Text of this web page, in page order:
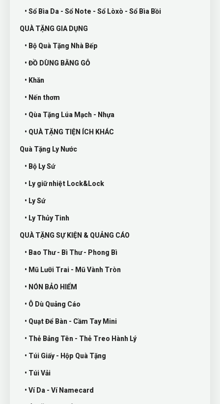
• Sổ Bìa Da - Sổ Note - Sổ Lòxò - Sổ Bìa Bồi
QUÀ TẶNG GIA DỤNG
• Bộ Quà Tặng Nhà Bếp
• ĐỒ DÙNG BẰNG GỖ
• Khăn
• Nến thơm
• Qùa Tặng Lúa Mạch - Nhựa
• QUÀ TẶNG TIỆN ÍCH KHÁC
Quà Tặng Ly Nước
• Bộ Ly Sứ
• Ly giữ nhiệt Lock&Lock
• Ly Sứ
• Ly Thủy Tinh
QUÀ TẶNG SỰ KIỆN & QUẢNG CÁO
• Bao Thư - Bì Thư - Phong Bì
• Mũ Lưỡi Trai - Mũ Vành Tròn
• NÓN BẢO HIỂM
• Ô Dù Quảng Cáo
• Quạt Để Bàn - Cầm Tay Mini
• Thẻ Bảng Tên - Thẻ Treo Hành Lý
• Túi Giấy - Hộp Quà Tặng
• Túi Vải
• Ví Da - Ví Namecard